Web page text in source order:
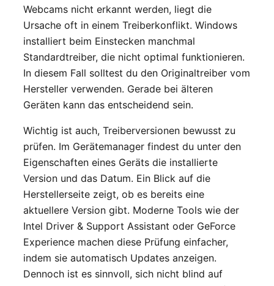
Webcams nicht erkannt werden, liegt die
Ursache oft in einem Treiberkonflikt. Windows
installiert beim Einstecken manchmal
Standardtreiber, die nicht optimal funktionieren.
In diesem Fall solltest du den Originaltreiber vom
Hersteller verwenden. Gerade bei älteren
Geräten kann das entscheidend sein.
Wichtig ist auch, Treiberversionen bewusst zu
prüfen. Im Gerätemanager findest du unter den
Eigenschaften eines Geräts die installierte
Version und das Datum. Ein Blick auf die
Herstellerseite zeigt, ob es bereits eine
aktuellere Version gibt. Moderne Tools wie der
Intel Driver & Support Assistant oder GeForce
Experience machen diese Prüfung einfacher,
indem sie automatisch Updates anzeigen.
Dennoch ist es sinnvoll, sich nicht blind auf